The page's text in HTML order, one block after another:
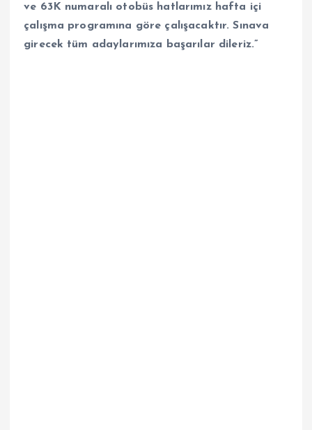
ve 63K numaralı otobüs hatlarımız hafta içi
çalışma programına göre çalışacaktır. Sınava
girecek tüm adaylarımıza başarılar dileriz.”